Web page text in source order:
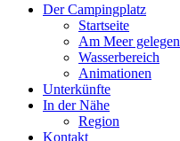
Der Campingplatz
Startseite
Am Meer gelegen
Wasserbereich
Animationen
Unterkünfte
In der Nähe
Region
Kontakt